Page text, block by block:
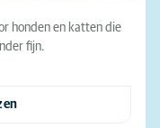
honden en katten die
fijn.